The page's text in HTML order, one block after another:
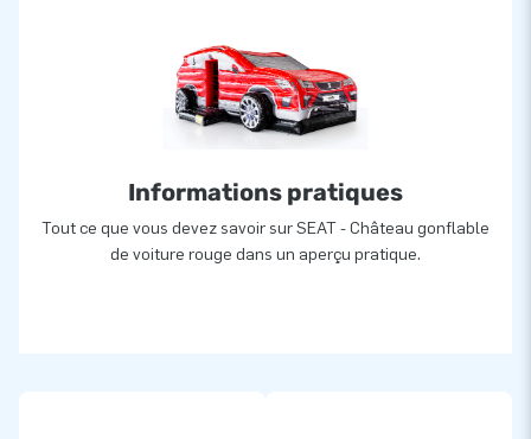
Informations pratiques
Tout ce que vous devez savoir sur SEAT - Château gonflable
de voiture rouge dans un aperçu pratique.